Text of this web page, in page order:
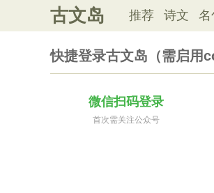
古文岛 推荐 诗文 名
快捷登录古文岛（需启用
微信扫码登录
首次需关注公众号